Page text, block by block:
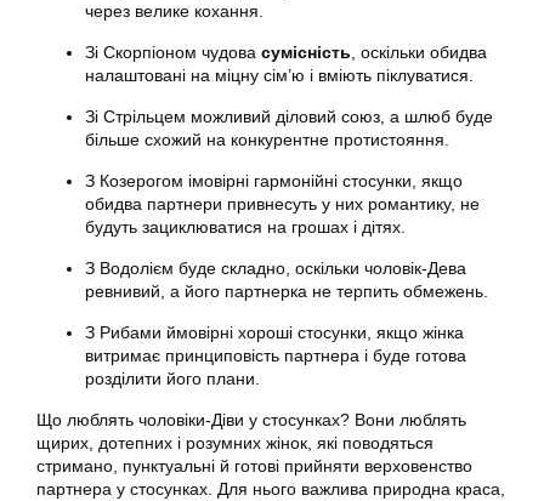
через велике кохання.
Зі Скорпіоном чудова сумісність, оскільки обидва
налаштовані на міцну сім’ю і вміють піклуватися.
Зі Стрільцем можливий діловий союз, а шлюб буде
більше схожий на конкурентне протистояння.
З Козерогом імовірні гармонійні стосунки, якщо
обидва партнери привнесуть у них романтику, не
будуть зациклюватися на грошах і дітях.
З Водолієм буде складно, оскільки чоловік-Дева
ревнивий, а його партнерка не терпить обмежень.
З Рибами ймовірні хороші стосунки, якщо жінка
витримає принциповість партнера і буде готова
розділити його плани.
Що люблять чоловіки-Діви у стосунках? Вони люблять
щирих, дотепних і розумних жінок, які поводяться
стримано, пунктуальні й готові прийняти верховенство
партнера у стосунках. Для нього важлива природна краса,